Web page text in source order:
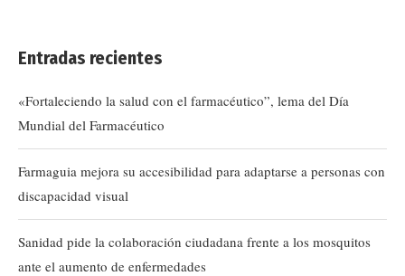
Entradas recientes
«Fortaleciendo la salud con el farmacéutico”, lema del Día
Mundial del Farmacéutico
Farmaguia mejora su accesibilidad para adaptarse a personas con
discapacidad visual
Sanidad pide la colaboración ciudadana frente a los mosquitos
ante el aumento de enfermedades